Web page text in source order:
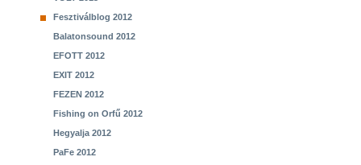
Fesztiválblog 2012
Balatonsound 2012
EFOTT 2012
EXIT 2012
FEZEN 2012
Fishing on Orfű 2012
Hegyalja 2012
PaFe 2012